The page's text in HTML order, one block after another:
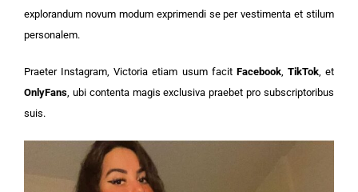
explorandum novum modum exprimendi se per vestimenta et stilum
personalem.
Praeter Instagram, Victoria etiam usum facit Facebook, TikTok, et
OnlyFans , ubi contenta magis exclusiva praebet pro subscriptoribus
suis.